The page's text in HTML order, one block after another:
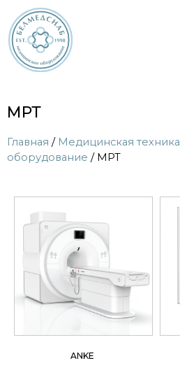
МРТ
Главная / Медицинская техника
оборудование / МРТ
ANKE